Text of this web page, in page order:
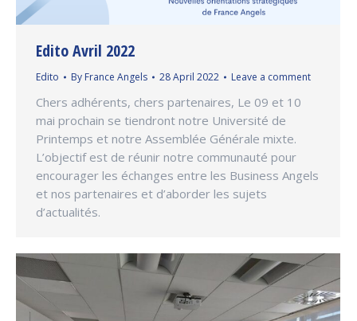
Edito Avril 2022
Edito By France Angels 28 April 2022 Leave a comment
Chers adhérents, chers partenaires, Le 09 et 10
mai prochain se tiendront notre Université de
Printemps et notre Assemblée Générale mixte.
L’objectif est de réunir notre communauté pour
encourager les échanges entre les Business Angels
et nos partenaires et d’aborder les sujets
d’actualités.